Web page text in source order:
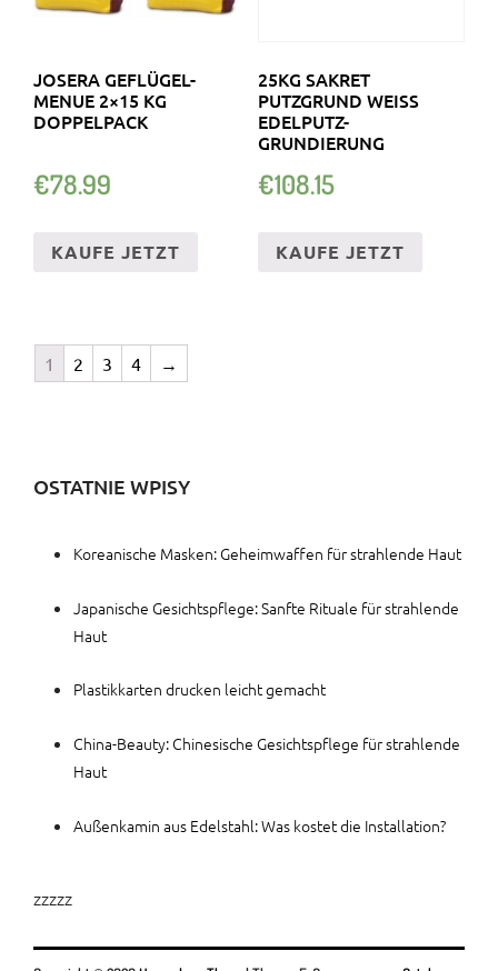
JOSERA GEFLÜGEL-
MENUE 2×15 KG
DOPPELPACK
€78.99
KAUFE JETZT
25KG SAKRET
PUTZGRUND WEISS E
DELPUTZ-G
RUNDIERUNG
€108.15
KAUFE JETZT
1 2 3 4 →
OSTATNIE WPISY
Koreanische Masken: Geheimwaffen für strahlende Haut
Japanische Gesichtspflege: Sanfte Rituale für strahlende
Haut
Plastikkarten drucken leicht gemacht
China-Beauty: Chinesische Gesichtspflege für strahlende
Haut
Außenkamin aus Edelstahl: Was kostet die Installation?
zzzzz